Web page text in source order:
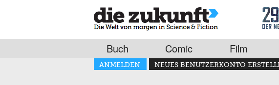
Buch Comic Film
Haupt-Reiter
ANMELDEN
(AKTIVER REITER)
NEUES BENUTZERKONTO